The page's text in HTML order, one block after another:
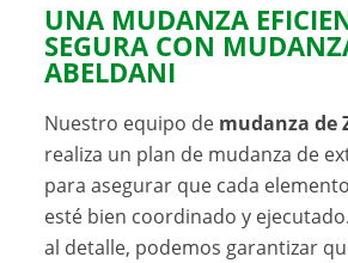
UNA MUDANZA
SEGURA CON
ABELDANI
Nuestro equipo de mudanza de
realiza un plan de mudanza de
para asegurar que cada
esté bien coordinado y
al detalle, podemos garantizar